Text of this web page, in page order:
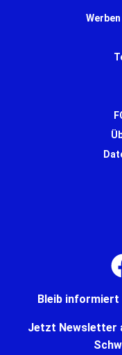
Bleib informiert
Jetzt Newsletter